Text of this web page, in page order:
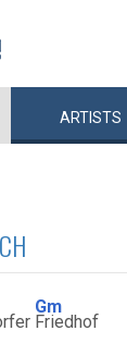
ARTISTS
Gm
Friedhof